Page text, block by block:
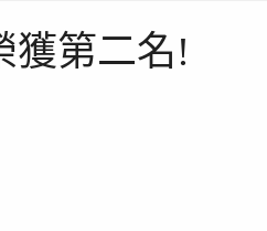
獲第二名!